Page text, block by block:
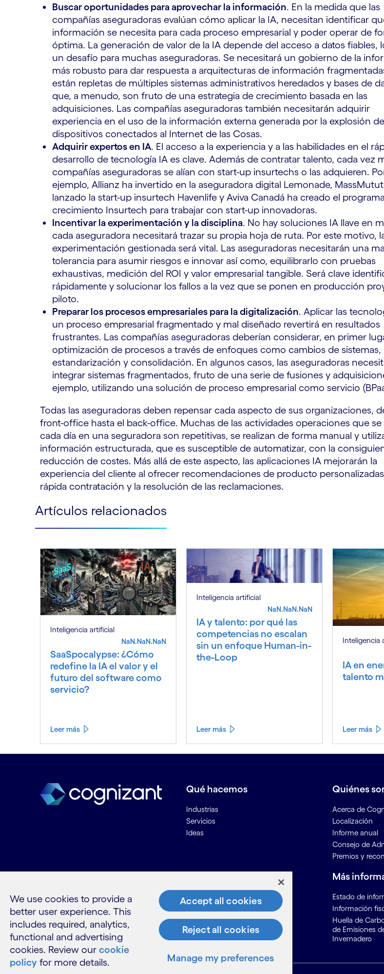
Buscar oportunidades para aprovechar la información. En la medida que las
compañías aseguradoras evalúan cómo aplicar la IA, necesitan identificar
información se necesita para cada proceso empresarial y poder operar de
óptima. La generación de valor de la IA depende del acceso a datos fiables,
un desafío para muchas aseguradoras. Se necesitará un gobierno de la
más robusto para dar respuesta a arquitecturas de información
están repletas de múltiples sistemas administrativos heredados y bases de
que, a menudo, son fruto de una estrategia de crecimiento basada en las
adquisiciones. Las compañías aseguradoras también necesitarán adquirir
experiencia en el uso de la información externa generada por la explosión
dispositivos conectados al Internet de las Cosas.
Adquirir expertos en IA. El acceso a la experiencia y a las habilidades en el
desarrollo de tecnología IA es clave. Además de contratar talento, cada vez
compañías aseguradoras se alían con start-up insurtechs o las adquieren.
ejemplo, Allianz ha invertido en la aseguradora digital Lemonade,
lanzado la start-up insurtech Havenlife y Aviva Canadá ha creado el
crecimiento Insurtech para trabajar con start-up innovadoras.
Incentivar la experimentación y la disciplina. No hay soluciones IA llave en
cada aseguradora necesitará trazar su propia hoja de ruta. Por este motivo,
experimentación gestionada será vital. Las aseguradoras necesitarán una
tolerancia para asumir riesgos e innovar así como, equilibrarlo con pruebas
exhaustivas, medición del ROI y valor empresarial tangible. Será clave
rápidamente y solucionar los fallos a la vez que se ponen en producción
piloto.
Preparar los procesos empresariales para la digitalización. Aplicar las
un proceso empresarial fragmentado y mal diseñado revertirá en resultados
frustrantes. Las compañías aseguradoras deberían considerar, en primer
optimización de procesos a través de enfoques como cambios de sistemas,
estandarización y consolidación. En algunos casos, las aseguradoras
integrar sistemas fragmentados, fruto de una serie de fusiones y
ejemplo, utilizando una solución de proceso empresarial como servicio
Todas las aseguradoras deben repensar cada aspecto de sus organizaciones,
front-office hasta el back-office. Muchas de las actividades operaciones que se
cada día en una seguradora son repetitivas, se realizan de forma manual y
información estructurada, que es susceptible de automatizar, con la
reducción de costes. Más allá de este aspecto, las aplicaciones IA mejorarán la
experiencia del cliente al ofrecer recomendaciones de producto
rápida contratación y la resolución de las reclamaciones.
Artículos relacionados
Inteligencia artificial
NaN.NaN.NaN
SaaSpocalypse: ¿Cómo
redefine la IA el valor y el
futuro del software como
servicio?
Leer más
Inteligencia artificial
NaN.NaN.NaN
IA y talento: por qué las
competencias no escalan
sin un enfoque Human-in-
the-Loop
Leer más
Inteligencia
IA en
talento
Leer más
Qué hacemos
Industrias
Servicios
Ideas
Quiénes
Acerca de
Localización
Informe anual
Consejo de
Premios y
Contactar
Únete a nosotros
Información para proveedores
Glosario
Más
Estado de
Información
Huella de
de Emisiones
Invernadero
We use cookies to provide a
better user experience. This
includes required, analytics,
functional and advertising
cookies. Review our cookie
policy for more details.
Accept all cookies
Reject all cookies
Manage my preferences